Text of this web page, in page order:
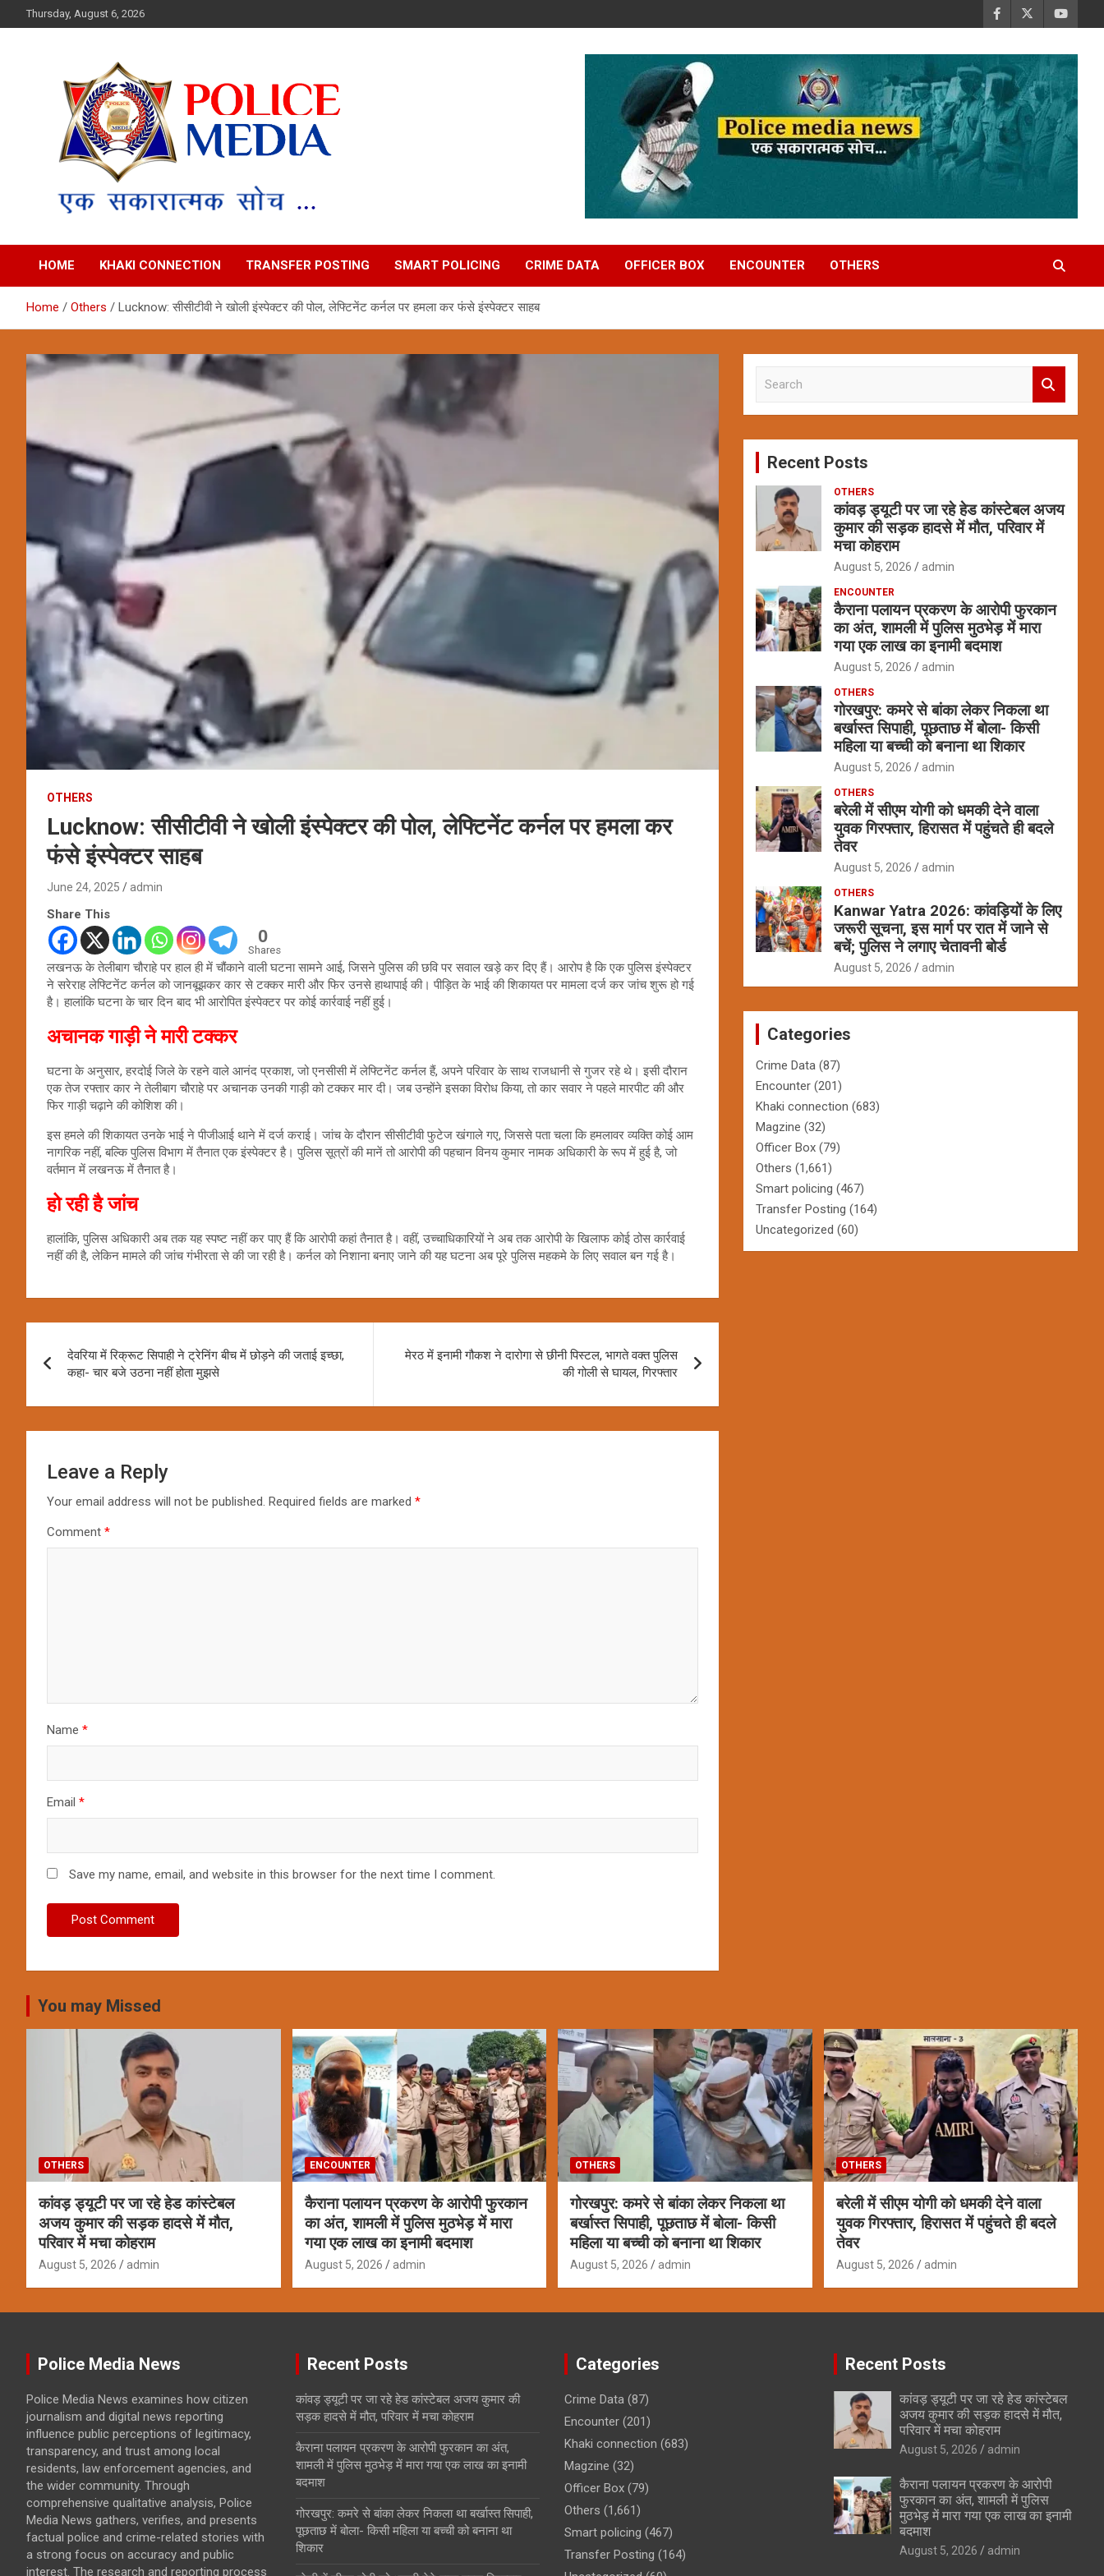
to
Thursday, August 6, 2026
Police Media News
HOME KHAKI CONNECTION TRANSFER POSTING SMART POLICING CRIME DATA OFFICER BOX ENCOUNTER OTHERS
Home Others Lucknow: सीसीटीवी ने खोली इंस्पेक्टर की पोल, लेफ्टिनेंट कर्नल पर हमला कर फंसे इंस्पेक्टर साहब
OTHERS
Lucknow: सीसीटीवी ने खोली इंस्पेक्टर की पोल, लेफ्टिनेंट कर्नल पर हमला कर
फंसे इंस्पेक्टर साहब
June 24, 2025 admin
Share This
0
Shares
लखनऊ के तेलीबाग चौराहे पर हाल ही में चौंकाने वाली घटना सामने आई, जिसने पुलिस की छवि पर सवाल खड़े कर दिए हैं। आरोप है कि एक पुलिस इंस्पेक्टर
ने सरेराह लेफ्टिनेंट कर्नल को जानबूझकर कार से टक्कर मारी और फिर उनसे हाथापाई की। पीड़ित के भाई की शिकायत पर मामला दर्ज कर जांच शुरू हो गई
है। हालांकि घटना के चार दिन बाद भी आरोपित इंस्पेक्टर पर कोई कार्रवाई नहीं हुई।
अचानक गाड़ी ने मारी टक्कर
घटना के अनुसार, हरदोई जिले के रहने वाले आनंद प्रकाश, जो एनसीसी में लेफ्टिनेंट कर्नल हैं, अपने परिवार के साथ राजधानी से गुजर रहे थे। इसी दौरान
एक तेज रफ्तार कार ने तेलीबाग चौराहे पर अचानक उनकी गाड़ी को टक्कर मार दी। जब उन्होंने इसका विरोध किया, तो कार सवार ने पहले मारपीट की और
फिर गाड़ी चढ़ाने की कोशिश की।
इस हमले की शिकायत उनके भाई ने पीजीआई थाने में दर्ज कराई। जांच के दौरान सीसीटीवी फुटेज खंगाले गए, जिससे पता चला कि हमलावर व्यक्ति कोई आम
नागरिक नहीं, बल्कि पुलिस विभाग में तैनात एक इंस्पेक्टर है। पुलिस सूत्रों की मानें तो आरोपी की पहचान विनय कुमार नामक अधिकारी के रूप में हुई है, जो
वर्तमान में लखनऊ में तैनात है।
हो रही है जांच
हालांकि, पुलिस अधिकारी अब तक यह स्पष्ट नहीं कर पाए हैं कि आरोपी कहां तैनात है। वहीं, उच्चाधिकारियों ने अब तक आरोपी के खिलाफ कोई ठोस कार्रवाई
नहीं की है, लेकिन मामले की जांच गंभीरता से की जा रही है। कर्नल को निशाना बनाए जाने की यह घटना अब पूरे पुलिस महकमे के लिए सवाल बन गई है।
navigation
देवरिया में रिक्रूट सिपाही ने ट्रेनिंग बीच में छोड़ने की जताई इच्छा,
कहा- चार बजे उठना नहीं होता मुझसे
मेरठ में इनामी गौकश ने दारोगा से छीनी पिस्टल, भागते वक्त पुलिस
की गोली से घायल, गिरफ्तार
Leave a Reply
Your email address will not be published. Required fields are marked *
Comment *
Name *
Email *
Save my name, email, and website in this browser for the next time I comment.
c
Recent Posts
OTHERS
कांवड़ ड्यूटी पर जा रहे हेड कांस्टेबल अजय
कुमार की सड़क हादसे में मौत, परिवार में
मचा कोहराम
August 5, 2026 admin
ENCOUNTER
कैराना पलायन प्रकरण के आरोपी फुरकान
का अंत, शामली में पुलिस मुठभेड़ में मारा
गया एक लाख का इनामी बदमाश
August 5, 2026 admin
OTHERS
गोरखपुर: कमरे से बांका लेकर निकला था
बर्खास्त सिपाही, पूछताछ में बोला- किसी
महिला या बच्ची को बनाना था शिकार
August 5, 2026 admin
OTHERS
बरेली में सीएम योगी को धमकी देने वाला
युवक गिरफ्तार, हिरासत में पहुंचते ही बदले
तेवर
August 5, 2026 admin
OTHERS
Kanwar Yatra 2026: कांवड़ियों के लिए
जरूरी सूचना, इस मार्ग पर रात में जाने से
बचें; पुलिस ने लगाए चेतावनी बोर्ड
August 5, 2026 admin
Categories
Crime Data (87)
Encounter (201)
Khaki connection (683)
Magzine (32)
Officer Box (79)
Others (1,661)
Smart policing (467)
Transfer Posting (164)
Uncategorized (60)
You may Missed
OTHERS
कांवड़ ड्यूटी पर जा रहे हेड कांस्टेबल
अजय कुमार की सड़क हादसे में मौत,
परिवार में मचा कोहराम
August 5, 2026 admin
ENCOUNTER
कैराना पलायन प्रकरण के आरोपी फुरकान
का अंत, शामली में पुलिस मुठभेड़ में मारा
गया एक लाख का इनामी बदमाश
August 5, 2026 admin
OTHERS
गोरखपुर: कमरे से बांका लेकर निकला था
बर्खास्त सिपाही, पूछताछ में बोला- किसी
महिला या बच्ची को बनाना था शिकार
August 5, 2026 admin
OTHERS
बरेली में सीएम योगी को धमकी देने वाला
युवक गिरफ्तार, हिरासत में पहुंचते ही बदले
तेवर
August 5, 2026 admin
Police Media News
Police Media News examines how citizen
journalism and digital news reporting
influence public perceptions of legitimacy,
transparency, and trust among local
residents, law enforcement agencies, and
the wider community. Through
comprehensive qualitative analysis, Police
Media News gathers, verifies, and presents
factual police and crime-related stories with
a strong focus on accuracy and public
interest. The research and reporting process
Recent Posts
कांवड़ ड्यूटी पर जा रहे हेड कांस्टेबल अजय कुमार की
सड़क हादसे में मौत, परिवार में मचा कोहराम
कैराना पलायन प्रकरण के आरोपी फुरकान का अंत,
शामली में पुलिस मुठभेड़ में मारा गया एक लाख का इनामी
बदमाश
गोरखपुर: कमरे से बांका लेकर निकला था बर्खास्त सिपाही,
पूछताछ में बोला- किसी महिला या बच्ची को बनाना था
शिकार
Categories
Crime Data (87)
Encounter (201)
Khaki connection (683)
Magzine (32)
Officer Box (79)
Others (1,661)
Smart policing (467)
Transfer Posting (164)
Recent Posts
कांवड़ ड्यूटी पर जा रहे हेड कांस्टेबल
अजय कुमार की सड़क हादसे में मौत,
परिवार में मचा कोहराम
August 5, 2026 admin
कैराना पलायन प्रकरण के आरोपी
फुरकान का अंत, शामली में पुलिस
मुठभेड़ में मारा गया एक लाख का इनामी
बदमाश
August 5, 2026 admin